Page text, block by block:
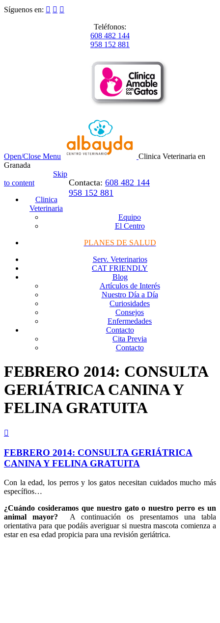
Síguenos en:   
Teléfonos:
608 482 144
958 152 881
Open/Close Menu
Clinica Veterinaria en
Granada
Contacta: 608 482 144
958 152 881
Skip
to content
Clinica
Veterinaria
Equipo
El Centro
PLANES DE SALUD
Serv. Veterinarios
CAT FRIENDLY
Blog
Artículos de Interés
Nuestro Día a Día
Curiosidades
Consejos
Enfermedades
Contacto
Cita Previa
Contacto
FEBRERO 2014: CONSULTA
GERIÁTRICA CANINA Y
FELINA GRATUITA

FEBRERO 2014: CONSULTA GERIÁTRICA
CANINA Y FELINA GRATUITA
Con la edad, los perros y los gatos necesitan cuidados mucho más
específios…
¿Cuándo cosideramos que nuestro gato o nuestro perro es un
animal mayor? A continuación os presentamos una tabla
orientativa para que podáis averiguar si nuestra mascota comienza a
estar en esa edad propicia para una revisión geriátrica.